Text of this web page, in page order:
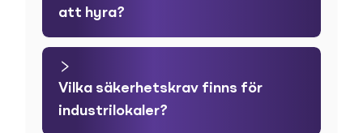
att hyra?
Vilka säkerhetskrav finns för
industrilokaler?